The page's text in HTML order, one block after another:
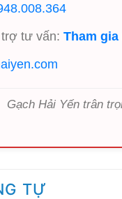
tư vấn: Tham
Gạch Hải Yến trân
TỰ